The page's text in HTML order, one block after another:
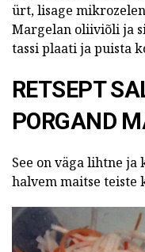
ürt, lisage
Margelan oliiviõli ja
tassi plaati ja puista
RETSEPT
PORGAND
See on väga lihtne
halvem maitse teiste